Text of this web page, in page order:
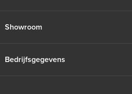
Showroom
Bedrijfsgegevens